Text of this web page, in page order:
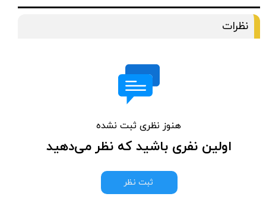
نظرات
هنوز نظری ثبت نشده
اولین نفری باشید که نظر می‌دهید
ثبت نظر